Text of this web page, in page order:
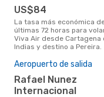
US$84
La tasa más económica de las
últimas 72 horas para
Viva Air desde Cartagena
Indias y destino a Pereira.
Aeropuerto de salida
Rafael Nunez
Internacional